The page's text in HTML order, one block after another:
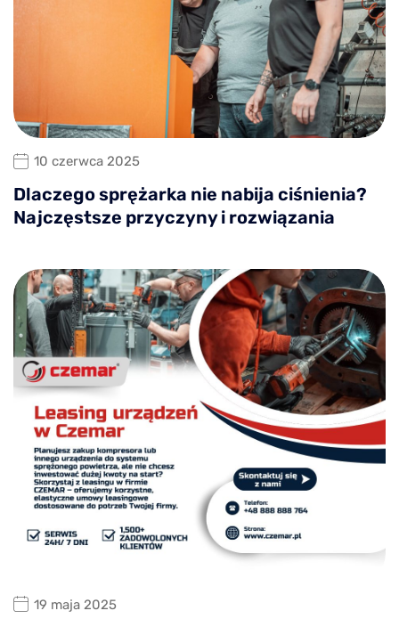
10 czerwca 2025
Dlaczego sprężarka nie nabija ciśnienia?
Najczęstsze przyczyny i rozwiązania
19 maja 2025